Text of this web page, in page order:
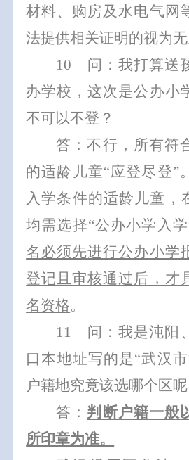
材料、购房及水电气网
法提供相关证明的视为无
10
问：我打算送
办学校，这次是公办小
不可以不登？
答：不行，所有符
的适龄儿童“应登尽登”。
入学条件的适龄儿童 ，
均需选择“公办小学入学
名必须先进行公办小学
登记且审核通过后，才
名资格。
11 问：我是沌阳
口本地址写的是“武汉
户籍地究竟该选哪个区呢
答： 判断户籍一般
所印章为准。